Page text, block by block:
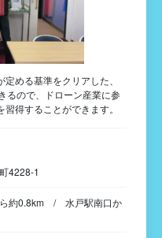
める基準をクリアした、
るので、ドローン産業に参
得することができます。
4228-1
ら約0.8km / 水戸駅南口か